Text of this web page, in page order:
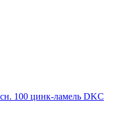
100 цинк-ламель DKC